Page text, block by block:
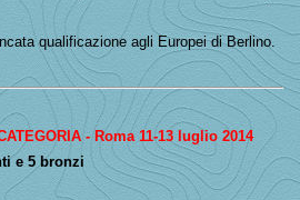
qualificazione agli Europei di Berlino.
- Roma 11-13 luglio 2014
e 5 bronzi